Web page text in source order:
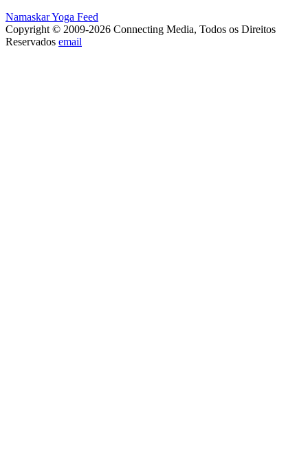
Namaskar Yoga Feed
Copyright © 2009-2026 Connecting Media, Todos os Direitos
Reservados email